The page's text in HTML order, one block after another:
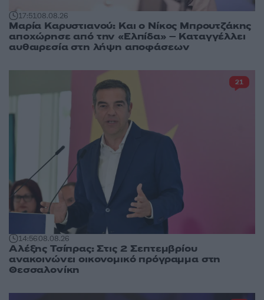
17:5108.08.26
Μαρία Καρυστιανού: Και ο Νίκος Μπρουτζάκης
αποχώρησε από την «Ελπίδα» – Καταγγέλλει
αυθαιρεσία στη λήψη αποφάσεων
14:5608.08.26
Αλέξης Τσίπρας: Στις 2 Σεπτεμβρίου
ανακοινώνει οικονομικό πρόγραμμα στη
Θεσσαλονίκη
21